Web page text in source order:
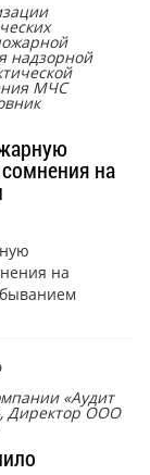
надзорной
МЧС
на
на
«Аудит
Директор ООО